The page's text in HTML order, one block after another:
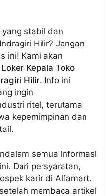
yang stabil dan
Hilir? Jangan
ini! Kami akan
Loker Kepala Toko
Hilir. Info ini
ingin
ritel, terutama
kepemimpinan dan
semua informasi
Dari persyaratan,
karir di Alfamart.
membaca artikel